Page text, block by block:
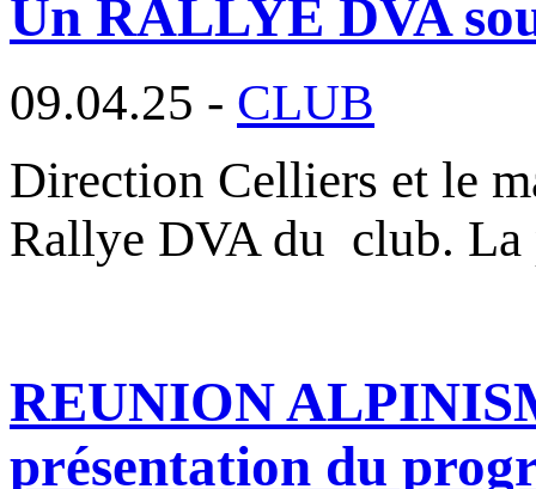
Un RALLYE DVA
09.04.25 - CLUB
Direction Celliers et le
Rallye DVA du club.
REUNION
présentation du